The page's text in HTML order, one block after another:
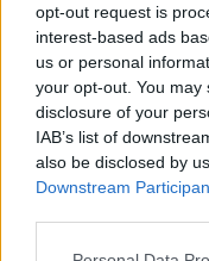
opt-out request is
interest-based ads
us or personal
your opt-out. You
disclosure of your
IAB’s list of
also be disclosed by
Downstream
Please note that this